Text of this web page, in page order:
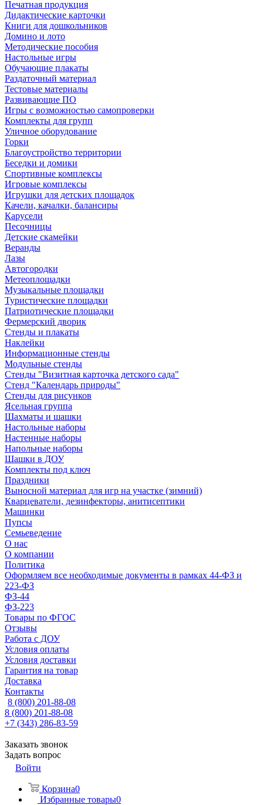
Печатная продукция
Дидактические карточки
Книги для дошкольников
Домино и лото
Методические пособия
Настольные игры
Обучающие плакаты
Раздаточный материал
Тестовые материалы
Развивающие ПО
Игры с возможностью самопроверки
Комплекты для групп
Уличное оборудование
Горки
Благоустройство территории
Беседки и домики
Спортивные комплексы
Игровые комплексы
Игрушки для детских площадок
Качели, качалки, балансиры
Карусели
Песочницы
Детские скамейки
Веранды
Лазы
Автогородки
Метеоплощадки
Музыкальные площадки
Туристические площадки
Патриотические площадки
Фермерский дворик
Стенды и плакаты
Наклейки
Информационные стенды
Модульные стенды
Стенды "Визитная карточка детского сада"
Стенд "Календарь природы"
Стенды для рисунков
Ясельная группа
Шахматы и шашки
Настольные наборы
Настенные наборы
Напольные наборы
Шашки в ДОУ
Комплекты под ключ
Праздники
Выносной материал для игр на участке (зимний)
Кварцеватели, дезинфекторы, анитисептики
Машинки
Пупсы
Семьеведение
О нас
О компании
Политика
Оформляем все необходимые документы в рамках 44-ФЗ и
223-ФЗ
ФЗ-44
ФЗ-223
Товары по ФГОС
Отзывы
Работа с ДОУ
Условия оплаты
Условия доставки
Гарантия на товар
Доставка
Контакты
8 (800) 201-88-08
8 (800) 201-88-08
+7 (343) 286-83-59
Заказать звонок
Задать вопрос
Войти
Корзина0
Избранные товары0